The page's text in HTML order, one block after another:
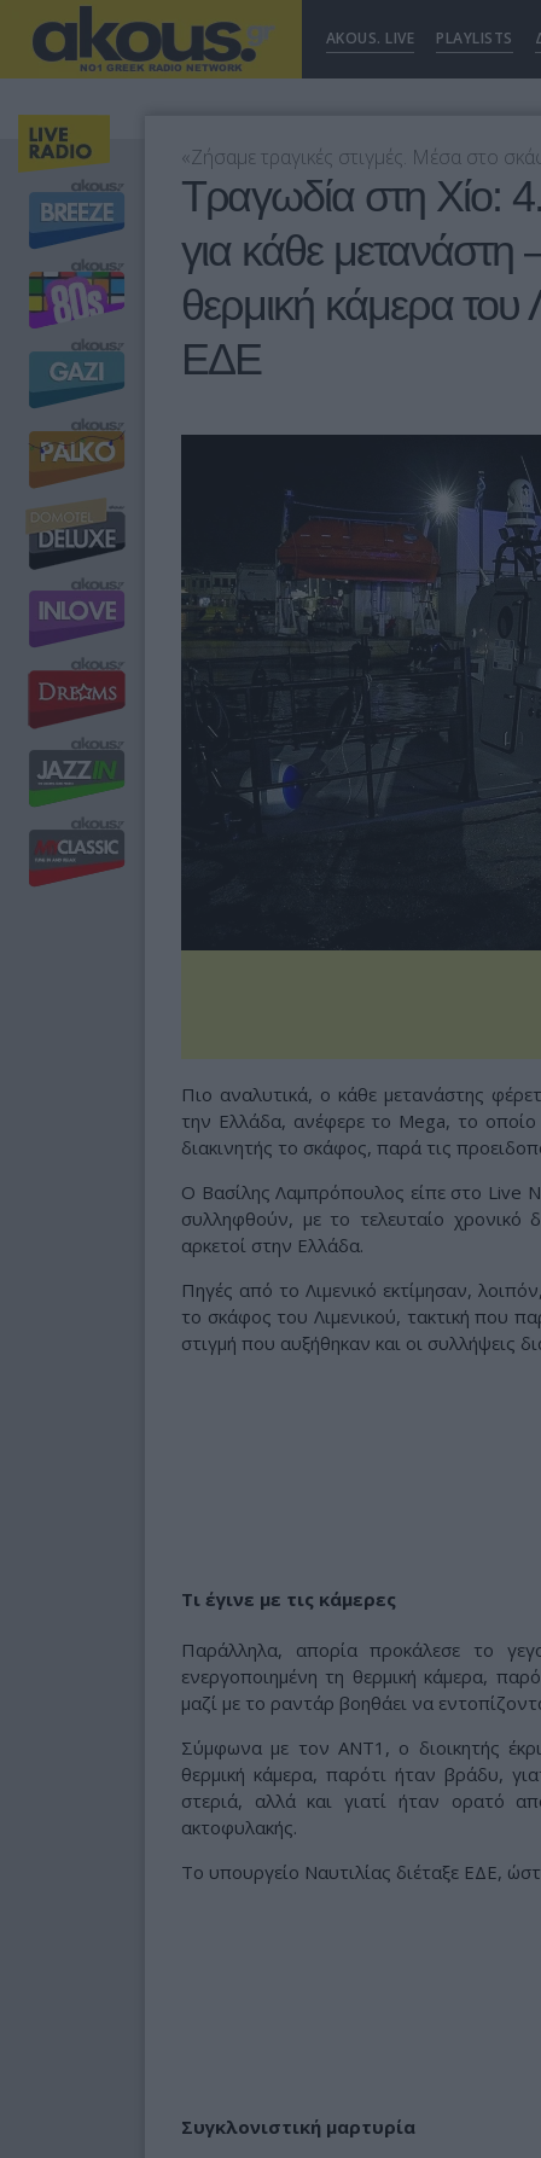
AKOUS. LIVE PLAYLISTS
«Ζήσαμε τραγικές στιγμές. Μέσα στο
Τραγωδία στη Χίο:
για κάθε μετανάστη
θερμική κάμερα του
ΕΔΕ
Πιο αναλυτικά, ο κάθε μετανάστης
την Ελλάδα, ανέφερε το Mega, το
διακινητής το σκάφος, παρά τις
Ο Βασίλης Λαμπρόπουλος είπε στο Live
συλληφθούν, με το τελευταίο χρονικό
αρκετοί στην Ελλάδα.
Πηγές από το Λιμενικό εκτίμησαν,
το σκάφος του Λιμενικού, τακτική που
στιγμή που αυξήθηκαν και οι συλλήψεις
Τι έγινε με τις κάμερες
Παράλληλα, απορία προκάλεσε το
ενεργοποιημένη τη θερμική κάμερα,
μαζί με το ραντάρ βοηθάει να
Σύμφωνα με τον ΑΝΤ1, ο διοικητής
θερμική κάμερα, παρότι ήταν βράδυ,
στεριά, αλλά και γιατί ήταν ορατό
ακτοφυλακής.
Το υπουργείο Ναυτιλίας διέταξε ΕΔΕ,
Συγκλονιστική μαρτυρία